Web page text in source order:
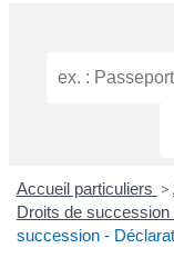
Accueil particuliers >
Droits de succession
succession -